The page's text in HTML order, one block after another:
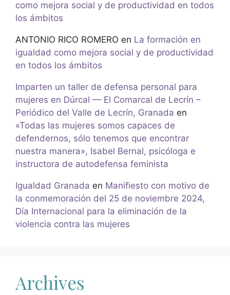
como mejora social y de productividad en todos
los ámbitos
ANTONIO RICO ROMERO en La formación en
igualdad como mejora social y de productividad
en todos los ámbitos
Imparten un taller de defensa personal para
mujeres en Dúrcal — El Comarcal de Lecrín –
Periódico del Valle de Lecrín, Granada en
«Todas las mujeres somos capaces de
defendernos, sólo tenemos que encontrar
nuestra manera», Isabel Bernal, psicóloga e
instructora de autodefensa feminista
Igualdad Granada en Manifiesto con motivo de
la conmemoración del 25 de noviembre 2024,
Día Internacional para la eliminación de la
violencia contra las mujeres
Archives